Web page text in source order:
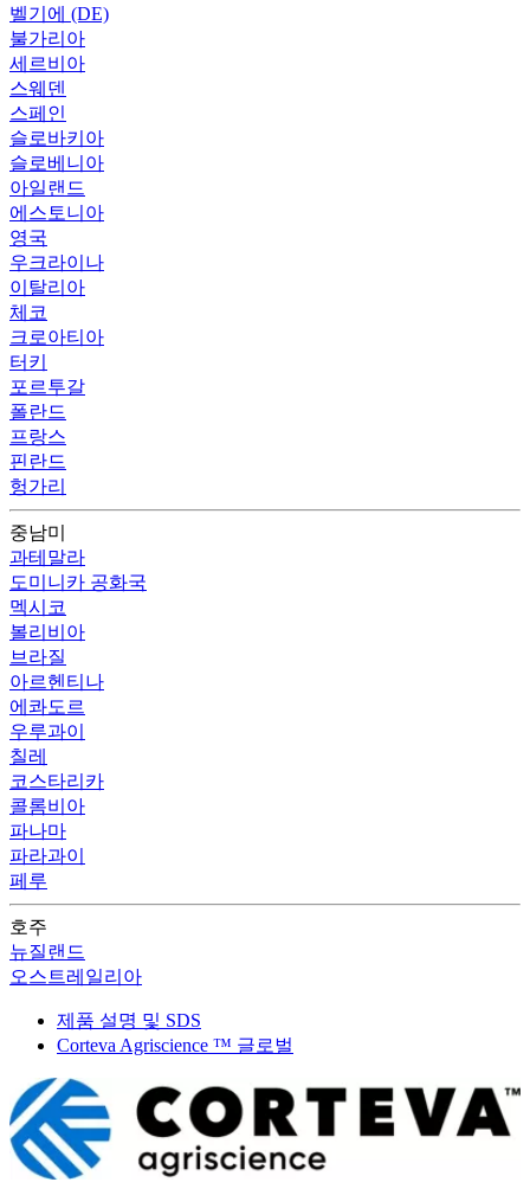
벨기에 (DE)
불가리아
세르비아
스웨덴
스페인
슬로바키아
슬로베니아
아일랜드
에스토니아
영국
우크라이나
이탈리아
체코
크로아티아
터키
포르투갈
폴란드
프랑스
핀란드
헝가리
중남미
과테말라
도미니카 공화국
멕시코
볼리비아
브라질
아르헨티나
에콰도르
우루과이
칠레
코스타리카
콜롬비아
파나마
파라과이
페루
호주
뉴질랜드
오스트레일리아
제품 설명 및 SDS
Corteva Agriscience ™ 글로벌